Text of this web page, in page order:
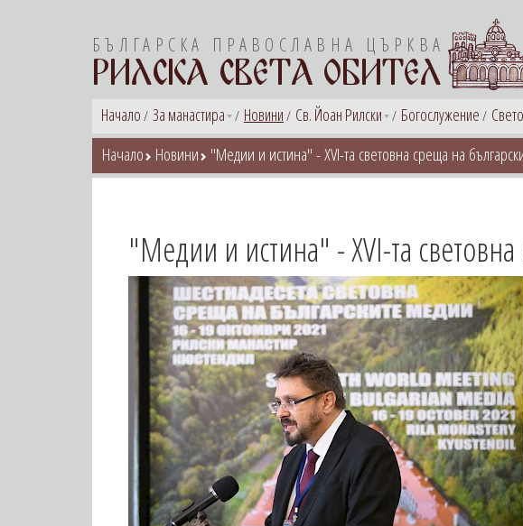
БЪЛГАРСКА ПРАВОСЛАВНА ЦЪРКВА
РИЛСКА СВЕТА ОБИТЕЛ
Начало За манастира Новини Св. Йоан Рилски Богослужение
Начало Новини "Медии и истина" - XVI-та световна среща на
"Медии и истина" - XVI-та